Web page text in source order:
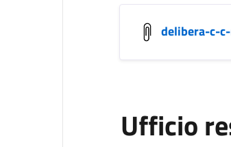
delibera-c-
Ufficio